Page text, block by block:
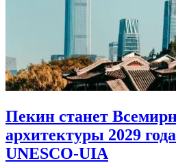
Пекин станет
архитектуры 2029
UNESCO-UIA